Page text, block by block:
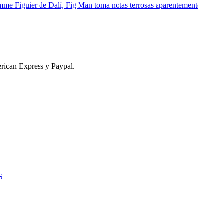
Figuier de Dalí, Fig Man toma notas terrosas
Express y Paypal.